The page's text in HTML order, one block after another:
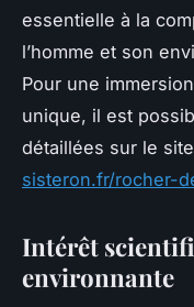
essentielle à la
l’homme et son
Pour une
unique, il est
détaillées sur le
sisteron.fr/rocher-
Intérêt
environnante